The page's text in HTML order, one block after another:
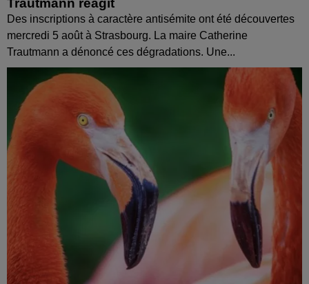
Trautmann réagit
Des inscriptions à caractère antisémite ont été découvertes
mercredi 5 août à Strasbourg. La maire Catherine
Trautmann a dénoncé ces dégradations. Une...